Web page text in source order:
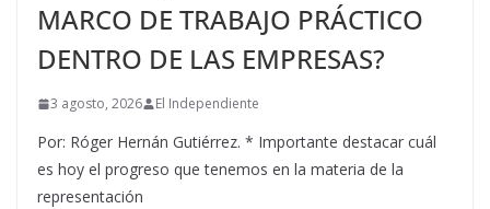
MARCO DE TRABAJO PRÁCTICO
DENTRO DE LAS EMPRESAS?
3 agosto, 2026 El Independiente
Por: Róger Hernán Gutiérrez. * Importante destacar cuál
es hoy el progreso que tenemos en la materia de la
representación